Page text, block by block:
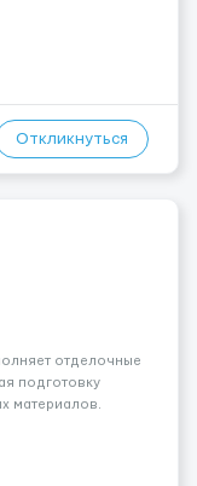
-
Откликнуться
отделочные
подготовку
материалов.
только для